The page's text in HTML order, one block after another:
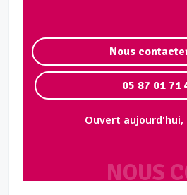
NOUS
Nous
05 87 01 71
Ouvert aujourd'hui,